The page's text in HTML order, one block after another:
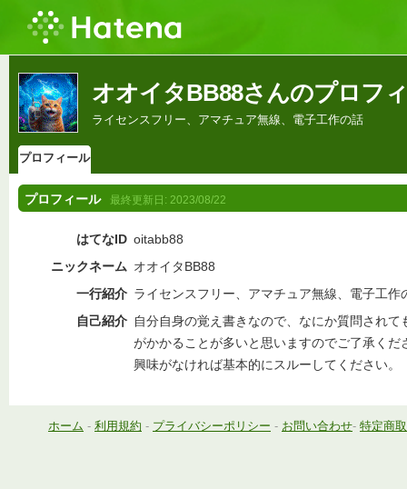
オオイタBB88さんのプロフ
ライセンスフリー、アマチュア無線、電子工作の話
プロフィール
プロフィール 最終更新日: 2023/08/22
はてなID oitabb88
ニックネーム オオイタBB88
一行紹介 ライセンスフリー、アマチュア無線、電子工作
自己紹介 自分自身の覚え書きなので、なにか質問され
がかかることが多いと思いますのでご了承くだ
興味がなければ基本的にスルーしてください。
ホーム - 利用規約 - プライバシーポリシー - お問い合わせ- 特定商